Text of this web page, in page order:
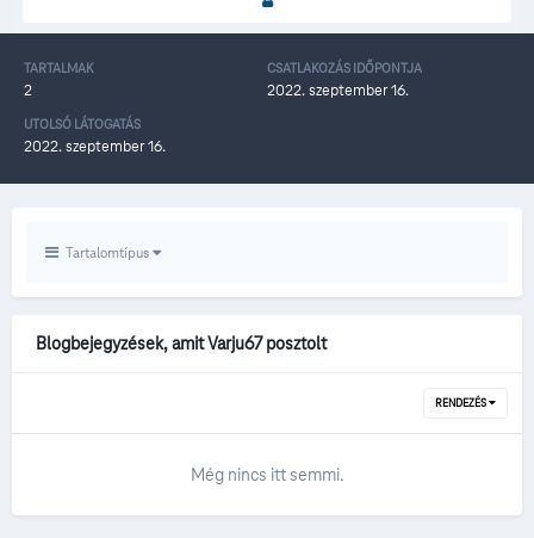
TARTALMAK
2
CSATLAKOZÁS IDŐPONTJA
2022. szeptember 16.
UTOLSÓ LÁTOGATÁS
2022. szeptember 16.
Tartalomtípus
Blogbejegyzések, amit Varju67 posztolt
RENDEZÉS
Még nincs itt semmi.